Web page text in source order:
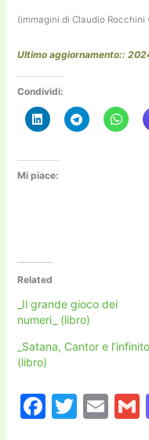
(immagini di Claudio Rocchini
Ultimo aggiornamento::
Condividi:
Mi piace:
Related
_Il grande gioco dei
numeri_ (libro)
_Satana, Cantor e l’infinito_
(libro)
F
T
E